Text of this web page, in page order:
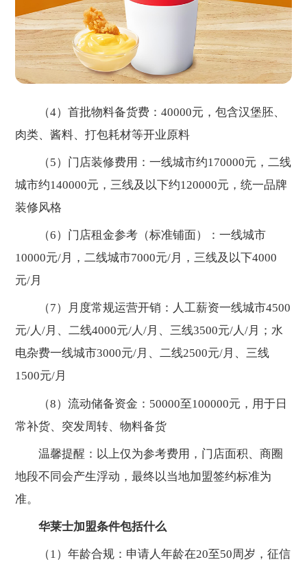
（4）首批物料备货费：40000元，包含汉堡胚、
肉类、酱料、打包耗材等开业原料
（5）门店装修费用：一线城市约170000元，二线
城市约140000元，三线及以下约120000元，统一品牌
装修风格
（6）门店租金参考（标准铺面）：一线城市
10000元/月，二线城市7000元/月，三线及以下4000
元/月
（7）月度常规运营开销：人工薪资一线城市4500
元/人/月、二线4000元/人/月、三线3500元/人/月；水
电杂费一线城市3000元/月、二线2500元/月、三线
1500元/月
（8）流动储备资金：50000至100000元，用于日
常补货、突发周转、物料备货
温馨提醒：以上仅为参考费用，门店面积、商圈
地段不同会产生浮动，最终以当地加盟签约标准为
准。
华莱士加盟条件包括什么
（1）年龄合规：申请人年龄在20至50周岁，征信